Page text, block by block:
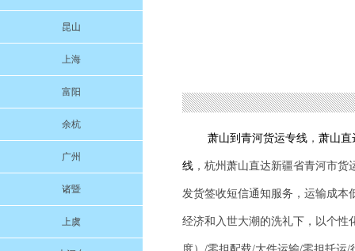
昆山
上海
富阳
余杭
广州
诸暨
上虞
萧山到 青河货运专线 ， 萧山直
线 ，杭州萧山直达新疆省青河市货
发货签收短信通知服务，运输成本
经济和入世大潮的洗礼下，以个性